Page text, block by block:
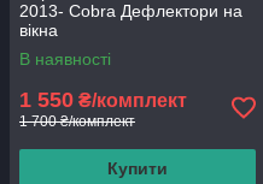
2013- Cobra Дефлектори на
вікна
В наявності
1 550 ₴/комплект
1 700 ₴/комплект
Купити